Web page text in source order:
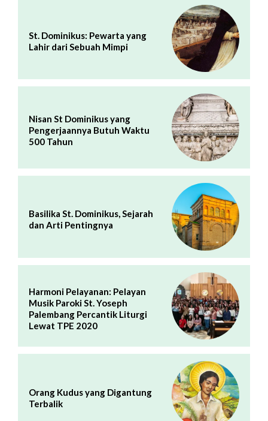
St. Dominikus: Pewarta yang
Lahir dari Sebuah Mimpi
Nisan St Dominikus yang
Pengerjaannya Butuh Waktu
500 Tahun
Basilika St. Dominikus, Sejarah
dan Arti Pentingnya
Harmoni Pelayanan: Pelayan
Musik Paroki St. Yoseph
Palembang Percantik Liturgi
Lewat TPE 2020
Orang Kudus yang Digantung
Terbalik